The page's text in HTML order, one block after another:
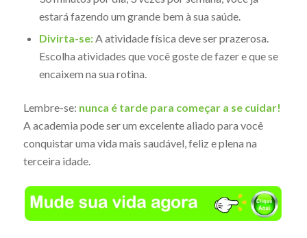
estará fazendo um grande bem à sua saúde.
Divirta-se:A atividade física deve ser prazerosa.
Escolha atividades que você goste de fazer e que se
encaixem na sua rotina.
Lembre-se: nunca é tarde para começar a se cuidar!
A academia pode ser um excelente aliado para você
conquistar uma vida mais saudável, feliz e plena na
terceira idade.